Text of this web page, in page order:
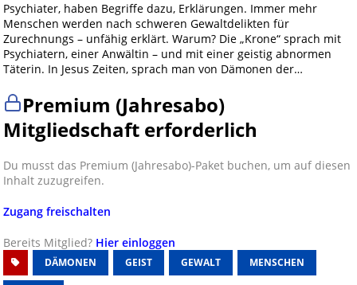
Psychiater, haben Begriffe dazu, Erklärungen. Immer mehr
Menschen werden nach schweren Gewaltdelikten für
Zurechnungs – unfähig erklärt. Warum? Die „Krone“ sprach mit
Psychiatern, einer Anwältin – und mit einer geistig abnormen
Täterin. In Jesus Zeiten, sprach man von Dämonen der…
Premium (Jahresabo)
Mitgliedschaft erforderlich
Du musst das Premium (Jahresabo)-Paket buchen, um auf diesen
Inhalt zuzugreifen.
Zugang freischalten
Bereits Mitglied? Hier einloggen
DÄMONEN GEIST GEWALT MENSCHEN